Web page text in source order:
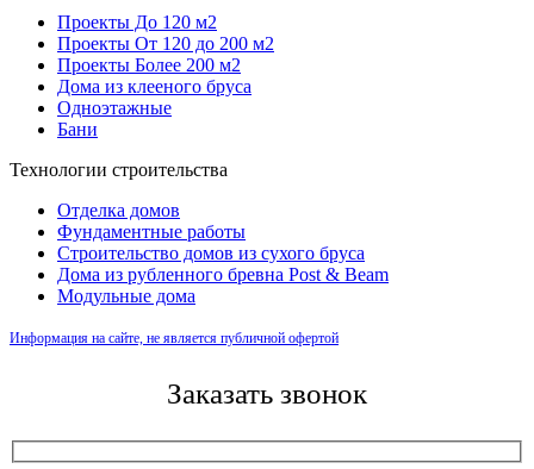
Проекты До 120 м2
Проекты От 120 до 200 м2
Проекты Более 200 м2
Дома из клееного бруса
Одноэтажные
Бани
Технологии строительства
Отделка домов
Фундаментные работы
Строительство домов из сухого бруса
Дома из рубленного бревна Post & Beam
Модульные дома
Информация на сайте, не является публичной офертой
Заказать звонок